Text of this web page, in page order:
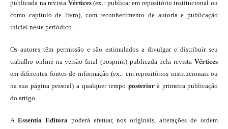
publicada na revista Vértices(ex.: publicar em repositório institucional ou
como capítulo de livro), com reconhecimento de autoria e publicação
inicial neste periódico.
Os autores têm permissão e são estimulados a divulgar e distribuir seu
trabalho online na versão final (posprint) publicada pela revistaVértices
em diferentes fontes de informação (ex.: em repositórios institucionais ou
na sua página pessoal) a qualquer tempo posteriorà primeira publicação
do artigo.
A Essentia Editorapoderá efetuar, nos originais, alterações de ordem